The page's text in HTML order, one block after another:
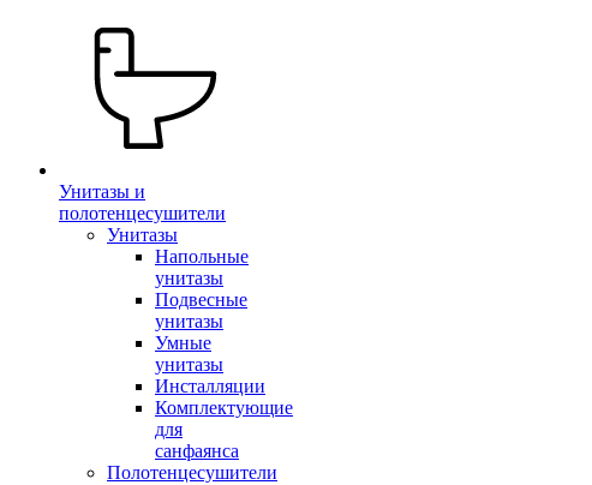
Унитазы и
полотенцесушители
Унитазы
Напольные
унитазы
Подвесные
унитазы
Умные
унитазы
Инсталляции
Комплектующие
для
санфаянса
Полотенцесушители